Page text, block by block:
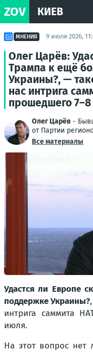
ZOV КИЕВ
МНЕНИЯ 9 июля 2026,
Олег Царёв:
Трампа к ещё
Украины?, —
нас интрига
прошедшего
Олег Царёв -
от Партии
Все материалы
Удастся ли Европе
поддержке Украины?
интрига саммита
июля.
На этот вопрос нет